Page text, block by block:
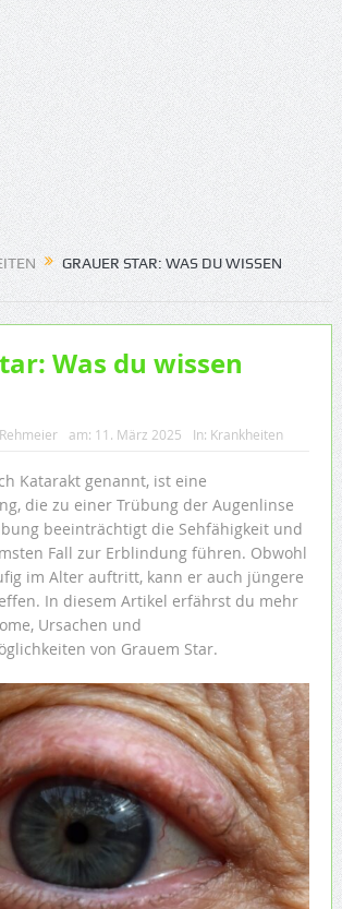
GRAUER STAR: WAS DU WISSEN
Was du wissen
am: 11. März 2025 In: Krankheiten
Katarakt genannt, ist eine
die zu einer Trübung der Augenlinse
beeinträchtigt die Sehfähigkeit und
Fall zur Erblindung führen. Obwohl
im Alter auftritt, kann er auch jüngere
In diesem Artikel erfährst du mehr
Ursachen und
von Grauem Star.